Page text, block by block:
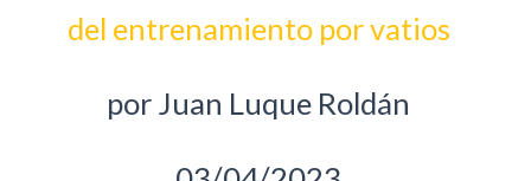
del entrenamiento por vatios
por Juan Luque Roldán